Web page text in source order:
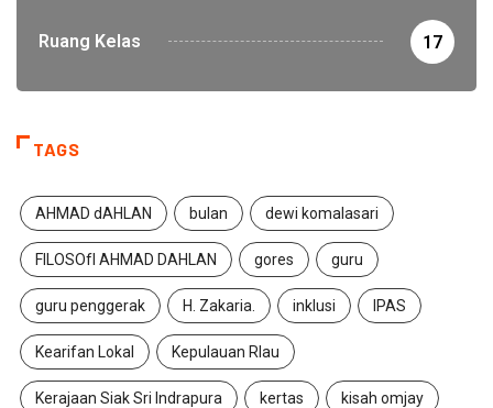
Ruang Kelas 17
TAGS
AHMAD dAHLAN bulan dewi komalasari
FILOSOfI AHMAD DAHLAN gores guru
guru penggerak H. Zakaria. inklusi IPAS
Kearifan Lokal Kepulauan RIau
Kerajaan Siak Sri Indrapura kertas kisah omjay